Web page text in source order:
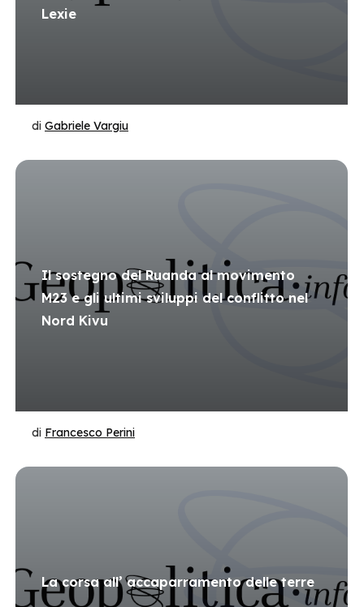
Lexie
di Gabriele Vargiu
Il sostegno del Ruanda al movimento
M23 e gli ultimi sviluppi del conflitto nel
Nord Kivu
di Francesco Perini
La corsa all’ accaparramento delle terre